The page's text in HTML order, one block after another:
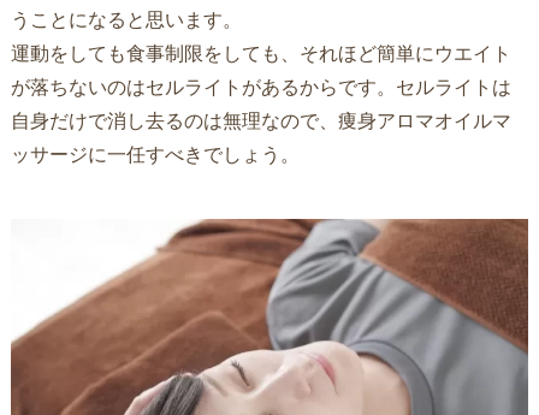
うことになると思います。
運動をしても食事制限をしても、それほど簡単にウエイト
が落ちないのはセルライトがあるからです。セルライトは
自身だけで消し去るのは無理なので、痩身アロマオイルマ
ッサージに一任すべきでしょう。